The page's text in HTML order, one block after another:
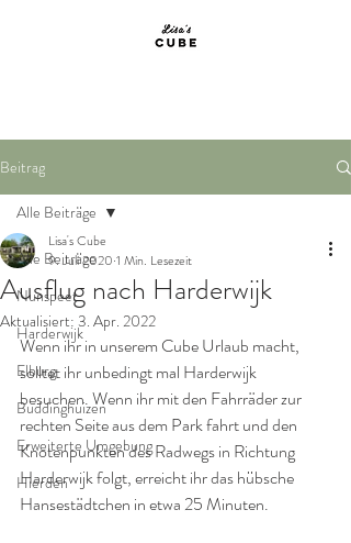
Beitrag
Alle Beiträge
Nunspeet
Harderwijk
Elburg
Buddinghuizen
Erweiterte Umgebung
Hierden
Alle Beiträge
Ausflug nach Harderwijk
Lisa's Cube
9. Juli 2020 1 Min. Lesezeit
Aktualisiert: 3. Apr. 2022
Wenn ihr in unserem Cube Urlaub macht,
solltet ihr unbedingt mal Harderwijk
besuchen. Wenn ihr mit den Fahrräder zur
rechten Seite aus dem Park fahrt und den
Knotenpunkten des Radwegs in Richtung
Harderwijk folgt, erreicht ihr das hübsche
Hansestädtchen in etwa 25 Minuten.